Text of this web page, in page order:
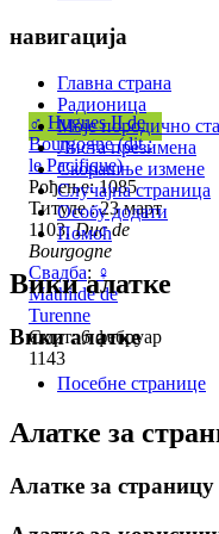
♂ Hugues II de
Bourgogne (dit :
le Pacifique)
Рођење: 1085
Титуле : 23 март
1103,Duc de
Bourgogne
Свадба: ♀
Mathilde de
Turenne
Смрт: 6 фебруар
1143
навигација
Главна страна
Радионица
Моје породично
Листа презимена
Скорашње измене
Случајна страница
Особу додати
Помоћ
Вики алатке
Вики алатке
Посебне странице
Алатке за
Алатке за страницу